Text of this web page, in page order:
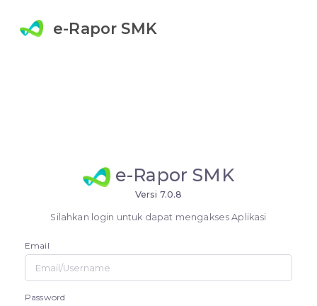
e-Rapor SMK
e-Rapor SMK
Versi 7.0.8
Silahkan login untuk dapat mengakses Aplikasi
Email
Password